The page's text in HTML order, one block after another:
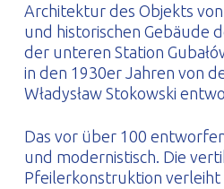
Architektur des Objekts
und historischen Gebäude
der unteren Station
in den 1930er Jahren von
Władysław Stokowski
Das vor über 100
und modernistisch. Die
Pfeilerkonstruktion verleiht